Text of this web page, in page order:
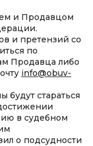
и Продавцом
и претензий со
по
Продавца либо
info@obuv-
будут стараться
в судебном
о подсудности